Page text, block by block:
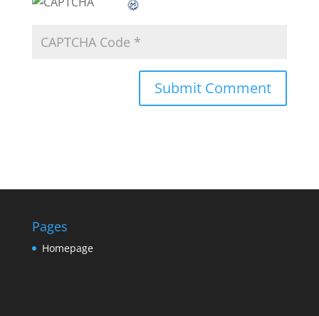
Pages
Homepage